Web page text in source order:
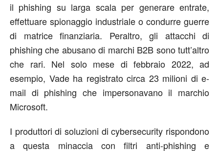
il phishing su larga scala per generare entrate,
effettuare spionaggio industriale o condurre guerre
di matrice finanziaria. Peraltro, gli attacchi di
phishing che abusano di marchi B2B sono tutt’altro
che rari. Nel solo mese di febbraio 2022, ad
esempio, Vade ha registrato circa 23 milioni di e-
mail di phishing che impersonavano il marchio
Microsoft.
I produttori di soluzioni di cybersecurity rispondono
a questa minaccia con filtri anti-phishing e